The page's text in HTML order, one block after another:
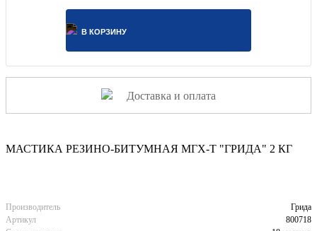
В КОРЗИНУ
Доставка и оплата
МАСТИКА РЕЗИНО-БИТУМНАЯ МГХ-Т "ГРИДА" 2 КГ
Производитель
Грида
Артикул
800718